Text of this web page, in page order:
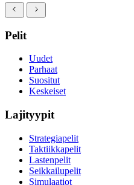
Pelit
Uudet
Parhaat
Suositut
Keskeiset
Lajityypit
Strategiapelit
Taktiikkapelit
Lastenpelit
Seikkailupelit
Simulaatiot